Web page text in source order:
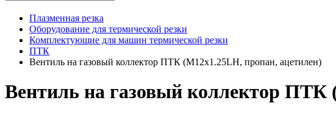
Плазменная резка
Оборудование для термической резки
Комплектующие для машин термической резки
ПТК
Вентиль на газовый коллектор ПТК (М12х1.25LH, пропан, ацетилен)
Вентиль на газовый коллектор ПТК